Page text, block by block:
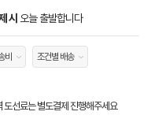
시 오늘 출발합니다
비 조건별 배송
도선료는 별도결제 진행해주세요